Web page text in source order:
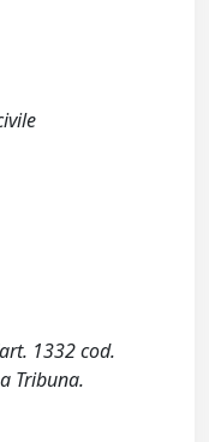
1332 cod.
Tribuna.